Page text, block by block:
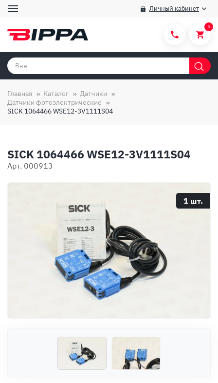
Личный кабинет
Категории товаров
Способы покупки
О компании
Отзывы
0
Главная Каталог
Датчики
Датчики фотоэлектрические
SICK 1064466 WSE12-3V1111S04
SICK 1064466 WSE12-3V1111S04
Арт. 000913
1 шт.